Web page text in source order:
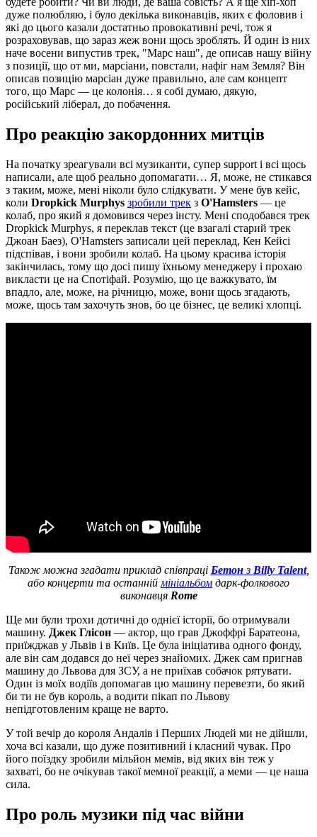
дуже полюбляю, і було декілька виконавців, яких є фоловив і
які до цього казали достатньо провокативні речі, тож я
розраховував, що зараз жеж вони щось зроблять. Й один із них
наче восени випустив трек, "Марс наш", де описав нашу війну
з позиції, що от ми, марсіани, повстали, нафіг нам Земля? Він
описав позицію марсіан дуже правильно, але сам концепт
того, що Марс — це колонія… я собі думаю, дякую,
російський ліберал, до побачення.
Про реакцію закордонних митців
На початку зреагували всі музиканти, супер support і всі щось
написали, але щоб реально допомагати… Я, може, не стикався
з таким, може, мені ніколи було слідкувати. У мене був кейс,
коли Dropkick Murphys зробили трек з O'Hamsters — це
колаб, про який я домовився через інсту. Мені сподобався трек
Dropkick Murphys, я переклав текст (це взагалі старий трек
Джоан Баез), O'Hamsters записали цей переклад, Кен Кейсі
підспівав, і вони зробили колаб. На цьому красива історія
закінчилась, тому що досі пишу їхньому менеджеру і прохаю
викласти це на Спотіфай. Розумію, що це важкувато, їм
впадло, але, може, на річницю, може, вони щось згадають,
може, щось там захочуть знов, бо це бізнес, це великі хлопці.
Також можна згадати приклад співпраці Бетонз Billy Talent,
або концерти та останній мініальбом дарк-фолкового
виконавця Rome
Ще ми були трохи дотичні до однієї історії, бо отримували
машину. Джек Глісон — актор, що грав Джоффрі Баратеона,
приїжджав у Львів і в Київ. Це була ініціатива одного фонду,
але він сам додався до неї через знайомих. Джек сам пригнав
машину до Львова для ЗСУ, а не приїхав собачок рятувати.
Один із моїх водіїв допомагав цю машину перевезти, бо який
би ти не був король, а водити пікап по Львову
непідготовленим краще не варто.
У той вечір до короля Андалів і Перших Людей ми не дійшли,
хоча всі казали, що дуже позитивний і класний чувак. Про
його поїздку зробили мільйон мемів, від яких він теж у
захваті, бо не очікував такої мемної реакції, а меми — це наша
сила.
Про роль музики під час війни